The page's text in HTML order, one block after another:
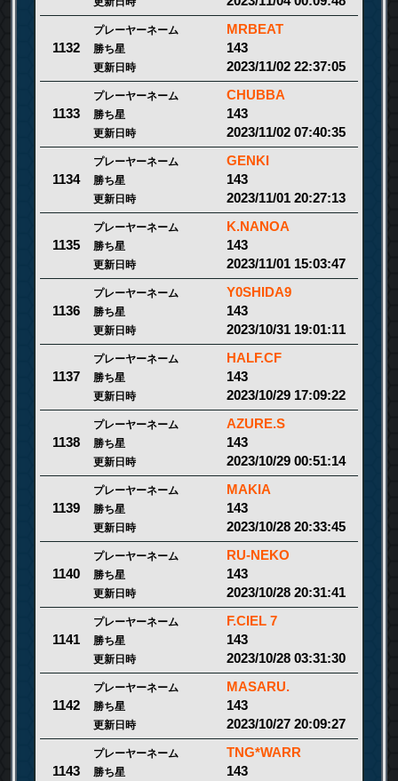
1132
プレーヤーネーム MRBEAT
勝ち星 143
更新日時 2023/11/02 22:37:05
1133
プレーヤーネーム CHUBBA
勝ち星 143
更新日時 2023/11/02 07:40:35
1134
プレーヤーネーム GENKI
勝ち星 143
更新日時 2023/11/01 20:27:13
1135
プレーヤーネーム K.NANOA
勝ち星 143
更新日時 2023/11/01 15:03:47
1136
プレーヤーネーム Y0SHIDA9
勝ち星 143
更新日時 2023/10/31 19:01:11
1137
プレーヤーネーム HALF.CF
勝ち星 143
更新日時 2023/10/29 17:09:22
1138
プレーヤーネーム AZURE.S
勝ち星 143
更新日時 2023/10/29 00:51:14
1139
プレーヤーネーム MAKIA
勝ち星 143
更新日時 2023/10/28 20:33:45
1140
プレーヤーネーム RU-NEKO
勝ち星 143
更新日時 2023/10/28 20:31:41
1141
プレーヤーネーム F.CIEL 7
勝ち星 143
更新日時 2023/10/28 03:31:30
1142
プレーヤーネーム MASARU.
勝ち星 143
更新日時 2023/10/27 20:09:27
1143
プレーヤーネーム TNG*WARR
勝ち星 143